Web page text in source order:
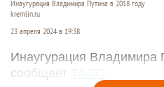
Инаугурация Владимира Путина в 2018 году
kremlin.ru
23 апреля 2024 в 19:38
Инаугурация Владимира
сообщает ТАСС